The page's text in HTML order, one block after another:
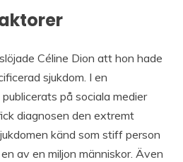
Céline Dion att hon hade
sjukdom. I en
på sociala medier
diagnosen den extremt
känd som stiff person
av en miljon människor. Även